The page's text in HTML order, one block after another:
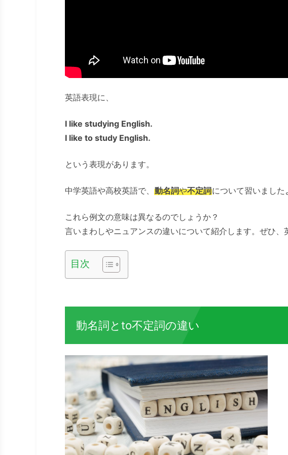
英語表現に、
I like studying English.
I like to study English.
という表現があります。
中学英語や高校英語で、 動名詞や不定詞について習いました
これら例文の意味は異なるのでしょうか？
言いまわしやニュアンスの違いについて紹介します。ぜひ、
目次
動名詞とto不定詞の違い